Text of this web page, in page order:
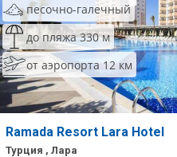
песочно-галечный
до пляжа 330 м
от аэропорта 12 км
Ramada Resort Lara Hotel
Турция , Лара